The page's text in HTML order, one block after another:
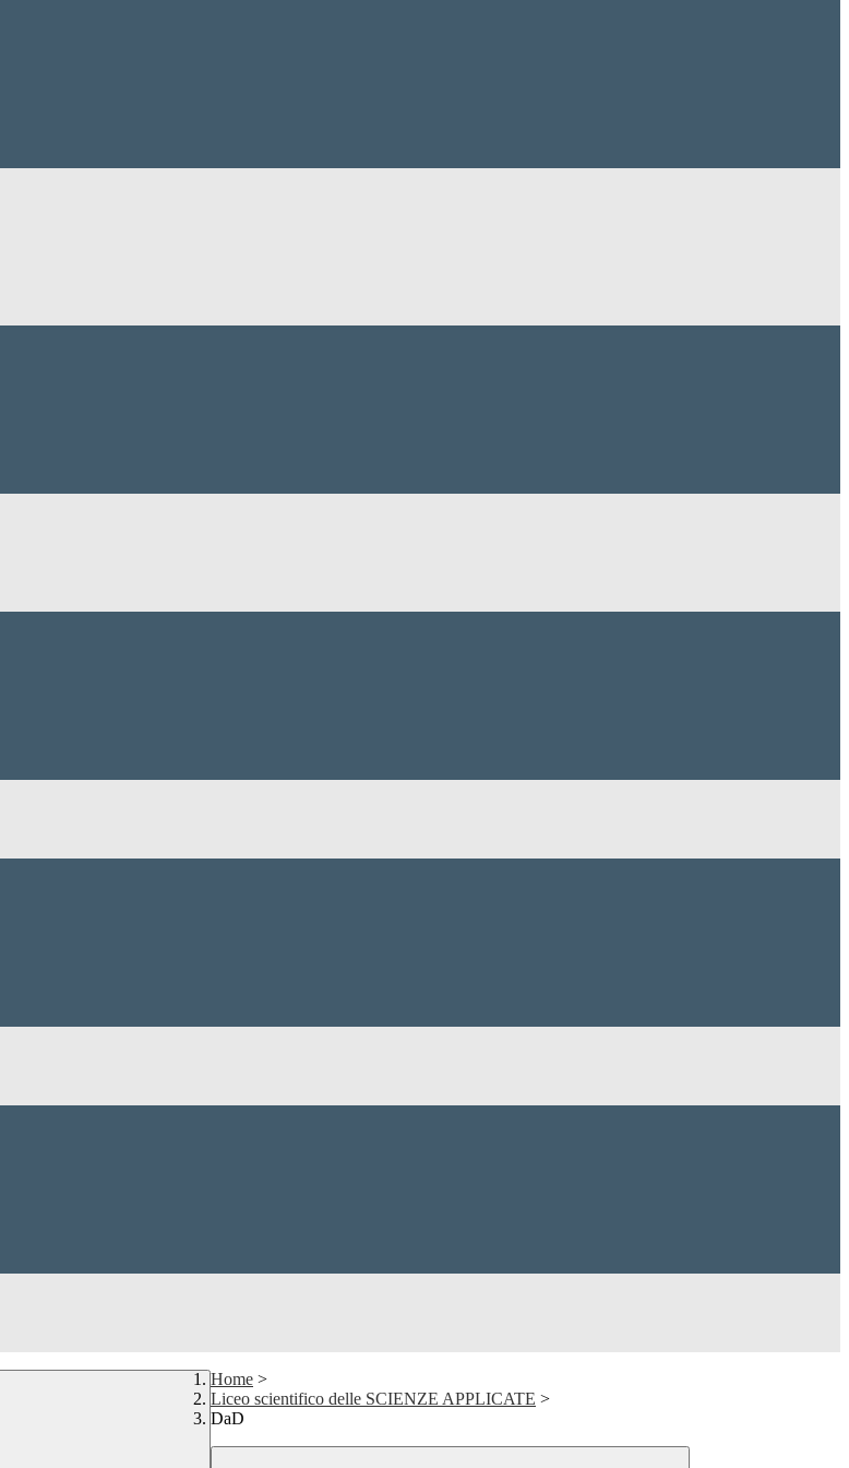
Home >
Liceo scientifico delle SCIENZE APPLICATE >
DaD